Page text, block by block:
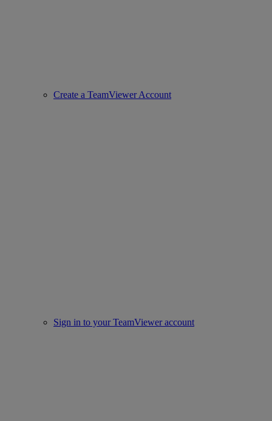
Create a TeamViewer Account
Sign in to your TeamViewer account